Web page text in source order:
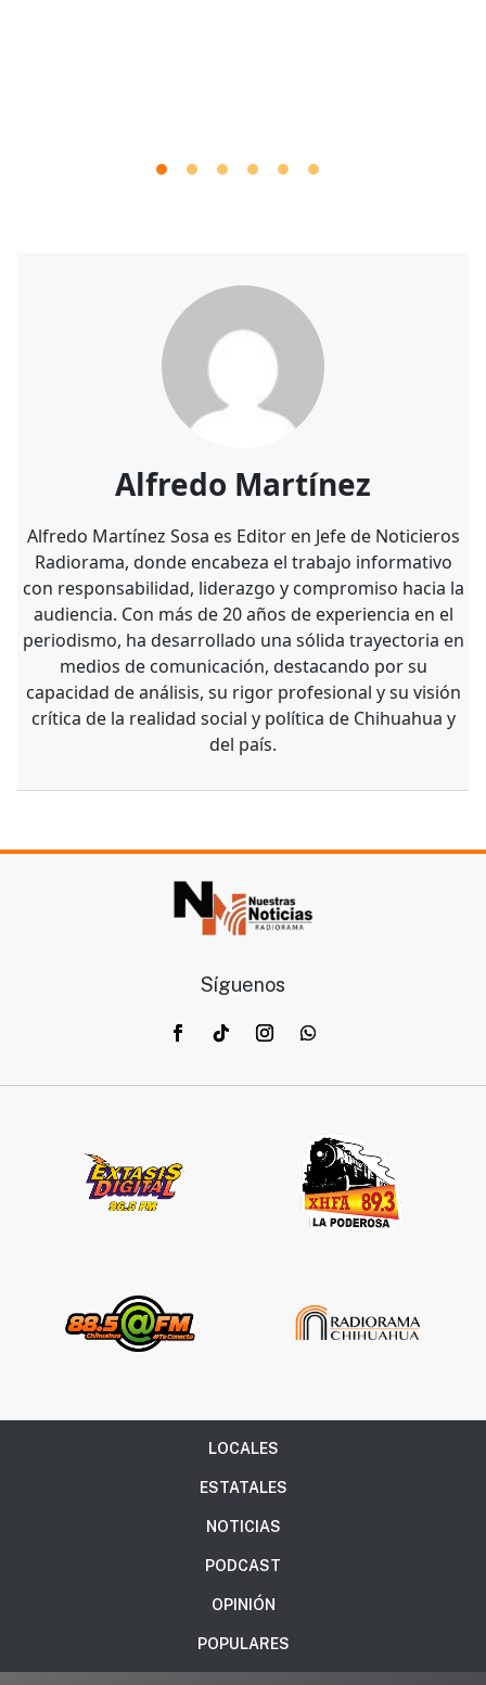
Alfredo Martínez
Alfredo Martínez Sosa es Editor en Jefe de Noticieros
Radiorama, donde encabeza el trabajo informativo
con responsabilidad, liderazgo y compromiso hacia la
audiencia. Con más de 20 años de experiencia en el
periodismo, ha desarrollado una sólida trayectoria en
medios de comunicación, destacando por su
capacidad de análisis, su rigor profesional y su visión
crítica de la realidad social y política de Chihuahua y
del país.
Síguenos
LOCALES
ESTATALES
NOTICIAS
PODCAST
OPINIÓN
POPULARES